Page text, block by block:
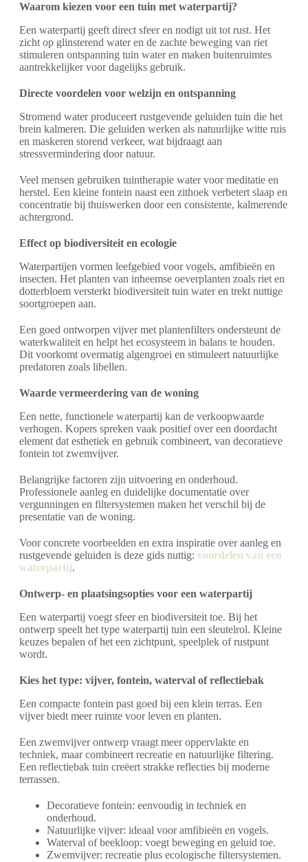
Waarom kiezen voor een tuin met waterpartij?
Een waterpartij geeft direct sfeer en nodigt uit tot rust. Het
zicht op glinsterend water en de zachte beweging van riet
stimuleren ontspanning tuin water en maken buitenruimtes
aantrekkelijker voor dagelijks gebruik.
Directe voordelen voor welzijn en ontspanning
Stromend water produceert rustgevende geluiden tuin die het
brein kalmeren. Die geluiden werken als natuurlijke witte ruis
en maskeren storend verkeer, wat bijdraagt aan
stressvermindering door natuur.
Veel mensen gebruiken tuintherapie water voor meditatie en
herstel. Een kleine fontein naast een zithoek verbetert slaap en
concentratie bij thuiswerken door een consistente, kalmerende
achtergrond.
Effect op biodiversiteit en ecologie
Waterpartijen vormen leefgebied voor vogels, amfibieën en
insecten. Het planten van inheemse oeverplanten zoals riet en
dotterbloem versterkt biodiversiteit tuin water en trekt nuttige
soortgroepen aan.
Een goed ontworpen vijver met plantenfilters ondersteunt de
waterkwaliteit en helpt het ecosysteem in balans te houden.
Dit voorkomt overmatig algengroei en stimuleert natuurlijke
predatoren zoals libellen.
Waarde vermeerdering van de woning
Een nette, functionele waterpartij kan de verkoopwaarde
verhogen. Kopers spreken vaak positief over een doordacht
element dat esthetiek en gebruik combineert, van decoratieve
fontein tot zwemvijver.
Belangrijke factoren zijn uitvoering en onderhoud.
Professionele aanleg en duidelijke documentatie over
vergunningen en filtersystemen maken het verschil bij de
presentatie van de woning.
Voor concrete voorbeelden en extra inspiratie over aanleg en
rustgevende geluiden is deze gids nuttig: voordelen van een
waterpartij.
Ontwerp- en plaatsingsopties voor een waterpartij
Een waterpartij voegt sfeer en biodiversiteit toe. Bij het
ontwerp speelt het type waterpartij tuin een sleutelrol. Kleine
keuzes bepalen of het een zichtpunt, speelplek of rustpunt
wordt.
Kies het type: vijver, fontein, waterval of reflectiebak
Een compacte fontein past goed bij een klein terras. Een
vijver biedt meer ruimte voor leven en planten.
Een zwemvijver ontwerp vraagt meer oppervlakte en
techniek, maar combineert recreatie en natuurlijke filtering.
Een reflectiebak tuin creëert strakke reflecties bij moderne
terrassen.
Decoratieve fontein: eenvoudig in techniek en
onderhoud.
Natuurlijke vijver: ideaal voor amfibieën en vogels.
Waterval of beekloop: voegt beweging en geluid toe.
Zwemvijver: recreatie plus ecologische filtersystemen.